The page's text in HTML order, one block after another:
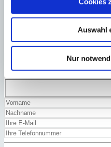
Auswahl
Nur
Ja, ich habe die
Zurück